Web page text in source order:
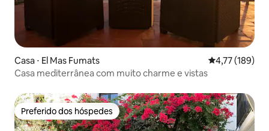
Casa ⋅ El Mas Fumats 4,77 de uma
4,77 (189)
Casa mediterrânea com muito charme e vistas
Preferido dos hóspedes
Preferido dos hóspedes